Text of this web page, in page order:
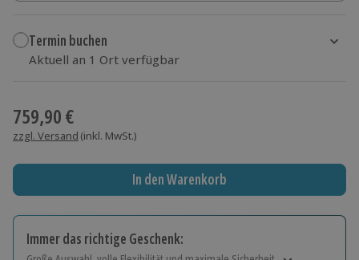
Termin buchen
Aktuell an 1 Ort verfügbar
759,90 €
zzgl. Versand (inkl. MwSt.)
In den Warenkorb
Immer das richtige Geschenk: